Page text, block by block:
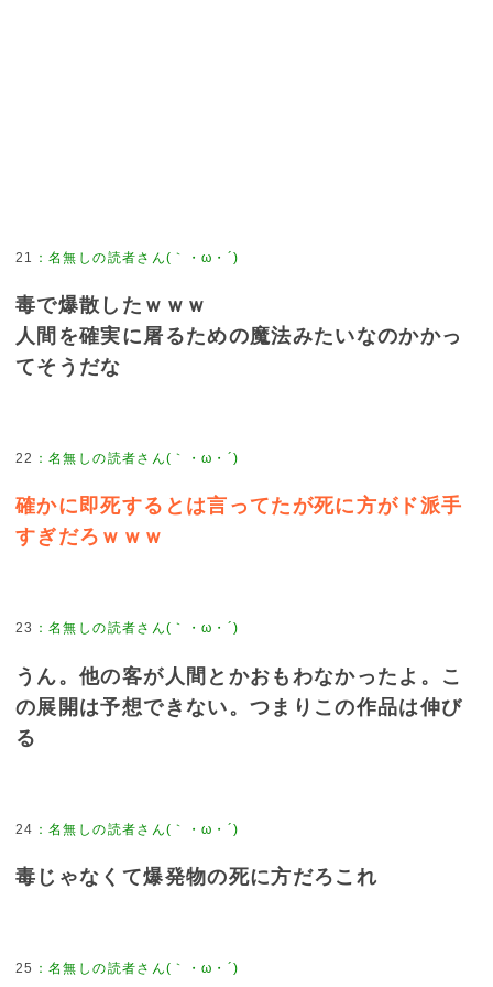
21 ：名無しの読者さん(｀・ω・´)
毒で爆散したｗｗｗ
人間を確実に屠るための魔法みたいなのかかっ
てそうだな
22 ：名無しの読者さん(｀・ω・´)
確かに即死するとは言ってたが死に方がド派手
すぎだろｗｗｗ
23 ：名無しの読者さん(｀・ω・´)
うん。他の客が人間とかおもわなかったよ。こ
の展開は予想できない。つまりこの作品は伸び
る
24 ：名無しの読者さん(｀・ω・´)
毒じゃなくて爆発物の死に方だろこれ
25 ：名無しの読者さん(｀・ω・´)